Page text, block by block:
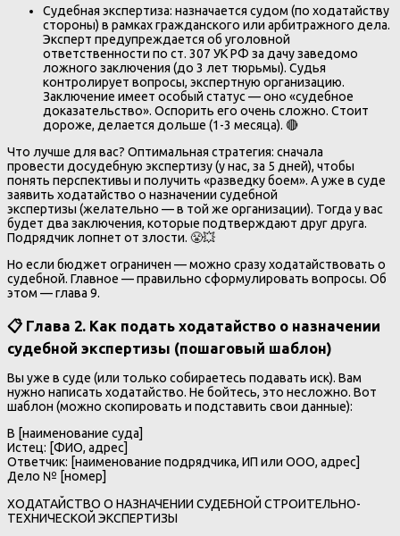
Судебная экспертиза: назначается судом (по ходатайству
стороны) в рамках гражданского или арбитражного дела.
Эксперт предупреждается об уголовной
ответственности по ст. 307 УК РФ за дачу заведомо
ложного заключения (до 3 лет тюрьмы). Судья
контролирует вопросы, экспертную организацию.
Заключение имеет особый статус — оно «судебное
доказательство». Оспорить его очень сложно. Стоит
дороже, делается дольше (1-3 месяца). 🔴
Что лучше для вас? Оптимальная стратегия: сначала
провести досудебную экспертизу (у нас, за 5 дней), чтобы
понять перспективы и получить «разведку боем». А уже в суде
заявить ходатайство о назначении судебной
экспертизы (желательно — в той же организации). Тогда у вас
будет два заключения, которые подтверждают друг друга.
Подрядчик лопнет от злости. 😤💥
Но если бюджет ограничен — можно сразу ходатайствовать о
судебной. Главное — правильно сформулировать вопросы. Об
этом — глава 9.
📋 Глава 2. Как подать ходатайство о назначении
судебной экспертизы (пошаговый шаблон)
Вы уже в суде (или только собираетесь подавать иск). Вам
нужно написать ходатайство. Не бойтесь, это несложно. Вот
шаблон (можно скопировать и подставить свои данные):
В [наименование суда]
Истец: [ФИО, адрес]
Ответчик: [наименование подрядчика, ИП или ООО, адрес]
Дело № [номер]
ХОДАТАЙСТВО О НАЗНАЧЕНИИ СУДЕБНОЙ СТРОИТЕЛЬНО-
ТЕХНИЧЕСКОЙ ЭКСПЕРТИЗЫ